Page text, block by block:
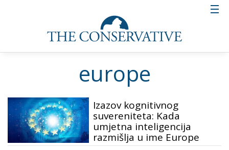
europe
Izazov kognitivnog
suvereniteta: Kada
umjetna inteligencija
razmišlja u ime Europe